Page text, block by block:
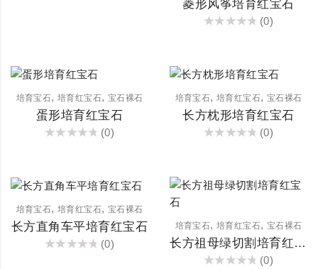
菱形风筝培育红宝石
5
(0)
培育宝石, 培育红宝石, 宝石裸石
蛋形培育红宝石
5
(0)
培育宝石, 培育红宝石, 宝石裸石
长方枕形培育红宝石
5
(0)
培育宝石, 培育红宝石, 宝石裸石
长方直角车平培育红宝石
(0)
培育宝石, 培育红宝石, 宝石裸石
长方祖母绿切割培育红宝石
(0)